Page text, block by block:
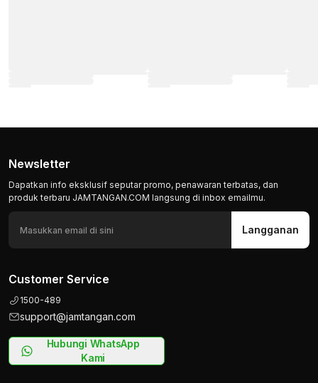
Newsletter
Dapatkan info eksklusif seputar promo, penawaran terbatas, dan
produk terbaru JAMTANGAN.COM langsung di inbox emailmu.
Langganan
Customer Service
1500-489
support@jamtangan.com
Hubungi WhatsApp
Kami